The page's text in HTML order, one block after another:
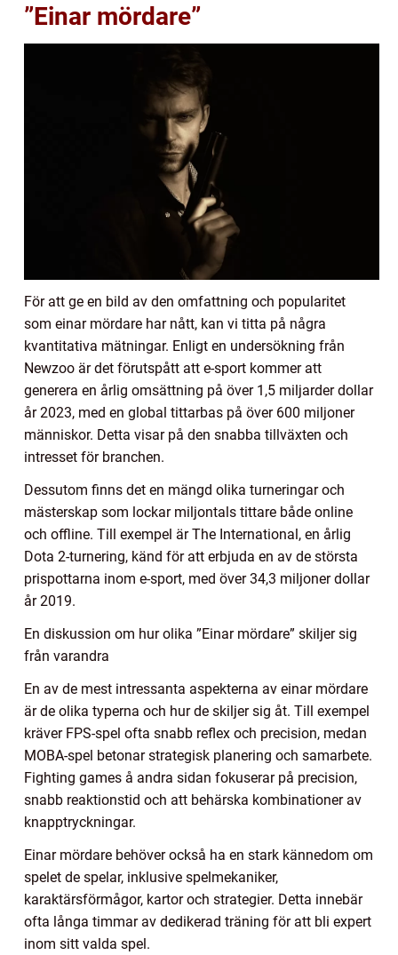
”Einar mördare”
För att ge en bild av den omfattning och popularitet
som einar mördare har nått, kan vi titta på några
kvantitativa mätningar. Enligt en undersökning från
Newzoo är det förutspått att e-sport kommer att
generera en årlig omsättning på över 1,5 miljarder dollar
år 2023, med en global tittarbas på över 600 miljoner
människor. Detta visar på den snabba tillväxten och
intresset för branchen.
Dessutom finns det en mängd olika turneringar och
mästerskap som lockar miljontals tittare både online
och offline. Till exempel är The International, en årlig
Dota 2-turnering, känd för att erbjuda en av de största
prispottarna inom e-sport, med över 34,3 miljoner dollar
år 2019.
En diskussion om hur olika ”Einar mördare” skiljer sig
från varandra
En av de mest intressanta aspekterna av einar mördare
är de olika typerna och hur de skiljer sig åt. Till exempel
kräver FPS-spel ofta snabb reflex och precision, medan
MOBA-spel betonar strategisk planering och samarbete.
Fighting games å andra sidan fokuserar på precision,
snabb reaktionstid och att behärska kombinationer av
knapptryckningar.
Einar mördare behöver också ha en stark kännedom om
spelet de spelar, inklusive spelmekaniker,
karaktärsförmågor, kartor och strategier. Detta innebär
ofta långa timmar av dedikerad träning för att bli expert
inom sitt valda spel.